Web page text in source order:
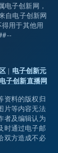
子创新网，
自电子创新网
用于其他用
| 电子创新元
电子创新直播网
资料的版权归
片等内容无法
者及编辑认为
时通过电子邮
双方造成不必